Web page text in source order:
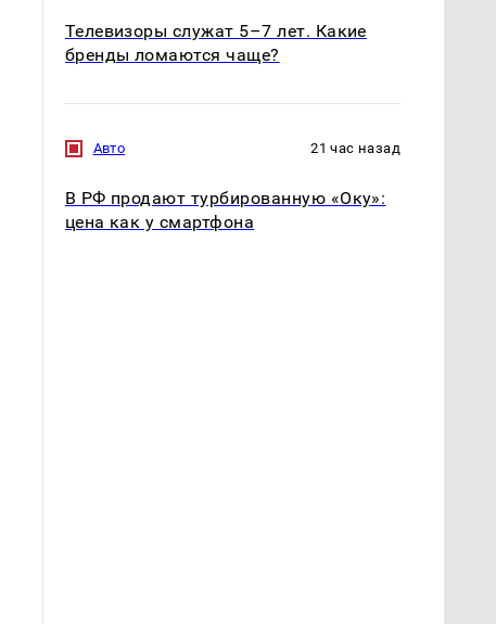
Телевизоры служат 5–7 лет. Какие
бренды ломаются чаще?
Авто 21 час назад
В РФ продают турбированную «Оку»:
цена как у смартфона